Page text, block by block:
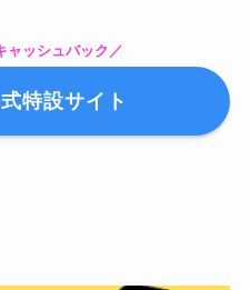
ャッシュバック／
特設サイト